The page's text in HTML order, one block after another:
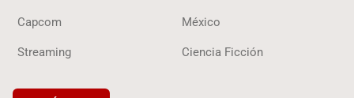
Capcom México
Streaming Ciencia Ficción